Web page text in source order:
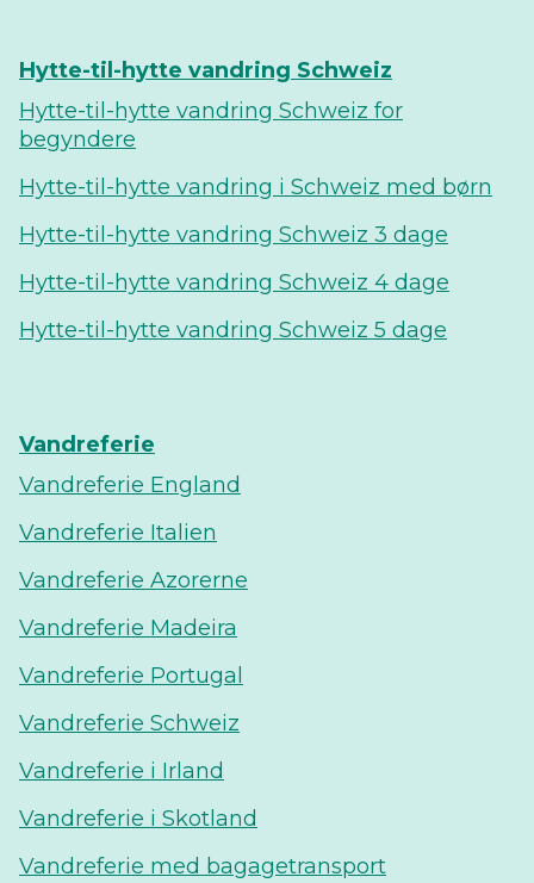
Hytte-til-hytte vandring Schweiz
Hytte-til-hytte vandring Schweiz for
begyndere
Hytte-til-hytte vandring i Schweiz med børn
Hytte-til-hytte vandring Schweiz 3 dage
Hytte-til-hytte vandring Schweiz 4 dage
Hytte-til-hytte vandring Schweiz 5 dage
Vandreferie
Vandreferie England
Vandreferie Italien
Vandreferie Azorerne
Vandreferie Madeira
Vandreferie Portugal
Vandreferie Schweiz
Vandreferie i Irland
Vandreferie i Skotland
Vandreferie med bagagetransport